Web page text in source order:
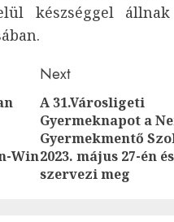
készséggel állnak
Previous
post:
Win
Next
Next
post:
A 31.Városligeti
Gyermeknapot a
Gyermekmentő
2023. május 27-én
szervezi meg